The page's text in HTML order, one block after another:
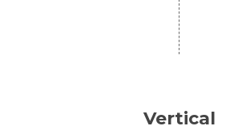
Vertical